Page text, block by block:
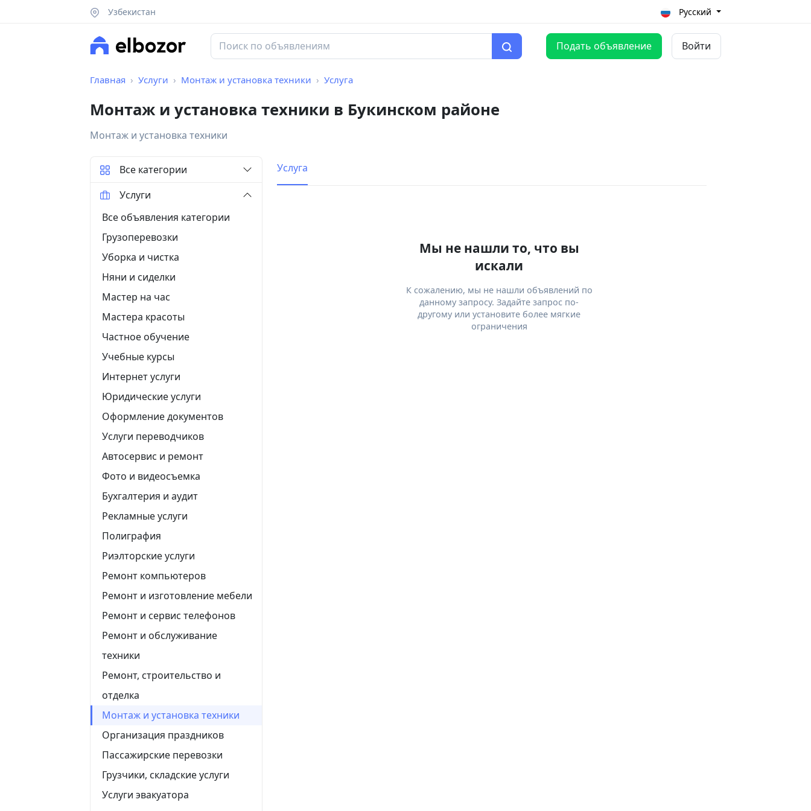
Узбекистан Русский
Подать объявление Войти
Главная Услуги Монтаж и установка техники Услуга
Монтаж и установка техники в Букинском районе
Монтаж и установка техники
Услуга
Мы не нашли то, что вы
искали
К сожалению, мы не нашли объявлений по
данному запросу. Задайте запрос по-
другому или установите более мягкие
ограничения
Все категории
Услуги
Все объявления категории
Грузоперевозки
Уборка и чистка
Няни и сиделки
Мастер на час
Мастера красоты
Частное обучение
Учебные курсы
Интернет услуги
Юридические услуги
Оформление документов
Услуги переводчиков
Автосервис и ремонт
Фото и видеосъемка
Бухгалтерия и аудит
Рекламные услуги
Полиграфия
Риэлторские услуги
Ремонт компьютеров
Ремонт и изготовление мебели
Ремонт и сервис телефонов
Ремонт и обслуживание
техники
Ремонт, строительство и
отделка
Монтаж и установка техники
Организация праздников
Пассажирские перевозки
Грузчики, складские услуги
Услуги эвакуатора